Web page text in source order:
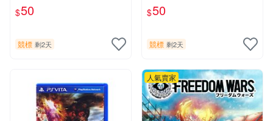
$50
競標 剩2天
$50
競標 剩2天
人氣賣家